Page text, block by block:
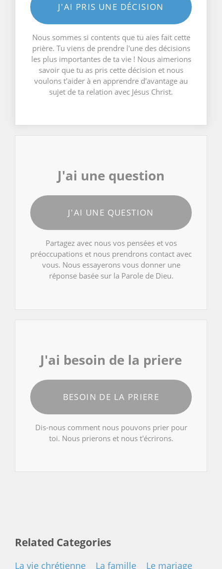
J'AI PRIS UNE DÉCISION
Nous sommes si contents que tu aies fait cette
prière. Tu viens de prendre l'une des décisions
les plus importantes de ta vie ! Nous aimerions
savoir que tu as pris cette décision et nous
voulons t'aider à en apprendre d'avantage au
sujet de ta relation avec Jésus Christ.
J'ai une question
J'AI UNE QUESTION
Partagez avec nous vos pensées et vos
préoccupations et nous prendrons contact avec
vous. Nous essayerons vous donner une
réponse basée sur la Parole de Dieu.
J'ai besoin de la priere
BESOIN DE LA PRIERE
Dis-nous comment nous pouvons prier pour
toi. Nous prierons et nous t'écrirons.
Related Categories
La vie chrétienne La famille Le mariage